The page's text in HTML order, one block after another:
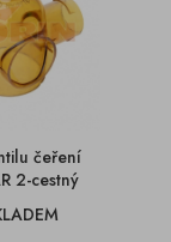
čeření
2-cestný